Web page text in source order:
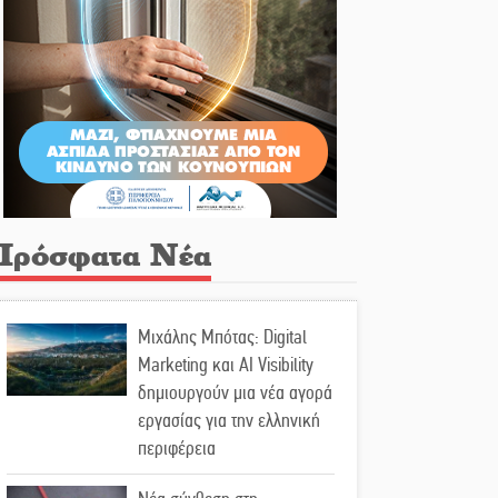
Νέα
Μιχάλης Μπότας: Digital
Marketing και AI Visibility
δημιουργούν μια νέα αγορά
εργασίας για την ελληνική
περιφέρεια